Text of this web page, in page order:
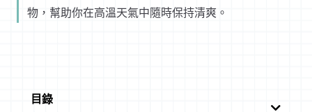
物，幫助你在高溫天氣中隨時保持清爽。
目錄